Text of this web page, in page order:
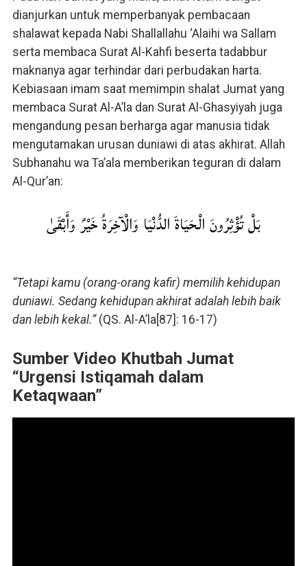
dianjurkan untuk memperbanyak pembacaan
shalawat kepada Nabi Shallallahu ‘Alaihi wa Sallam
serta membaca Surat Al-Kahfi beserta tadabbur
maknanya agar terhindar dari perbudakan harta.
Kebiasaan imam saat memimpin shalat Jumat yang
membaca Surat Al-A’la dan Surat Al-Ghasyiyah juga
mengandung pesan berharga agar manusia tidak
mengutamakan urusan duniawi di atas akhirat. Allah
Subhanahu wa Ta’ala memberikan teguran di dalam
Al-Qur’an:
بَلْ تُؤْثِرُونَ الْحَيَاةَ الدُّنْيَا وَالْآخِرَةُ خَيْرٌ وَأَبْقَىٰ
“Tetapi kamu (orang-orang kafir) memilih kehidupan
duniawi. Sedang kehidupan akhirat adalah lebih baik
dan lebih kekal.”(QS. Al-A’la[87]: 16-17)
Sumber Video Khutbah Jumat
“Urgensi Istiqamah dalam
Ketaqwaan”